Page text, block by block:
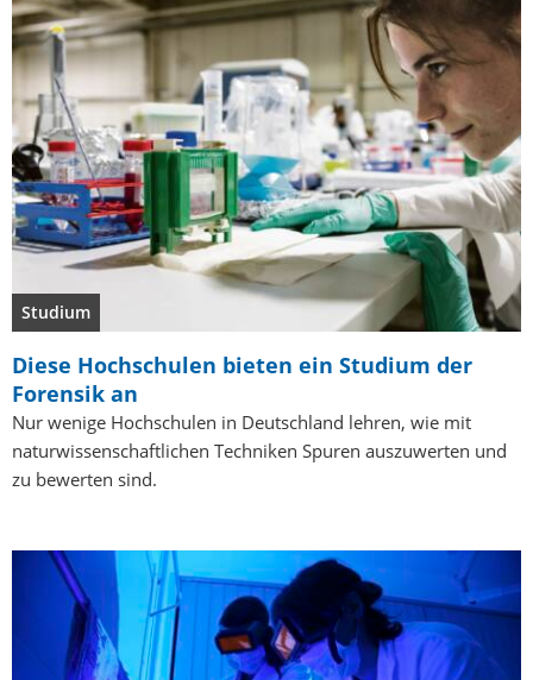
Studium
Diese Hochschulen bieten ein Studium der
Forensik an
Nur wenige Hochschulen in Deutschland lehren, wie mit
naturwissenschaftlichen Techniken Spuren auszuwerten und
zu bewerten sind.